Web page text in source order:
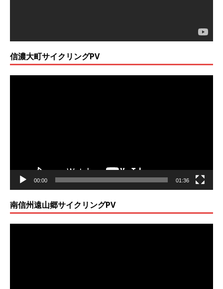
信濃大町サイクリングPV
00:00 01:36
南信州遠山郷サイクリングPV